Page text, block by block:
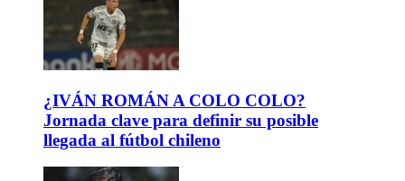
¿IVÁN ROMÁN A COLO COLO?
Jornada clave para definir su posible
llegada al fútbol chileno